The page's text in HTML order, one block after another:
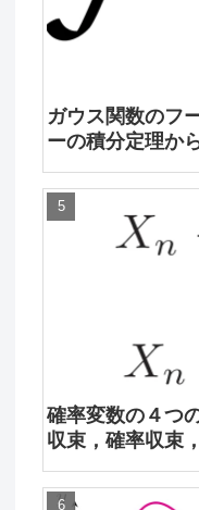
ガウス関数のフ
ーの積分定理か
確率変数の４つ
収束，確率収束